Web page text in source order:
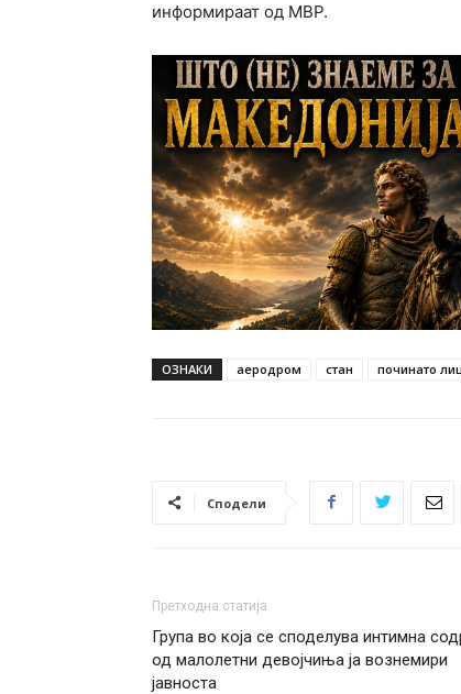
информираат од МВР.
ОЗНАКИ аеродром стан починато
Сподели
Претходна статија
Група во која се споделува интимна
од малолетни девојчиња ја вознемири
јавноста